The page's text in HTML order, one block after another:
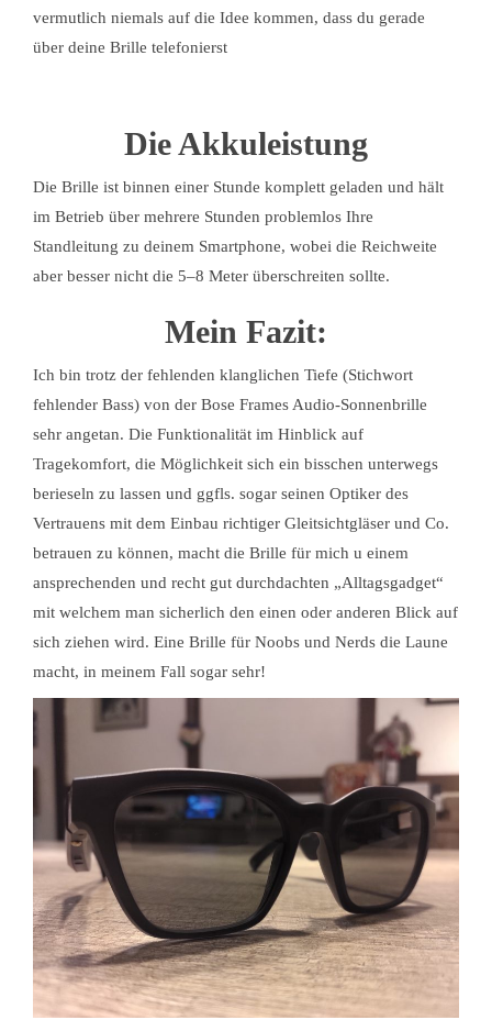
vermutlich niemals auf die Idee kommen, dass du gerade
über deine Brille telefonierst
Die Akkuleistung
Die Brille ist binnen einer Stunde komplett geladen und hält
im Betrieb über mehrere Stunden problemlos Ihre
Standleitung zu deinem Smartphone, wobei die Reichweite
aber besser nicht die 5–8 Meter überschreiten sollte.
Mein Fazit:
Ich bin trotz der fehlenden klanglichen Tiefe (Stichwort
fehlender Bass) von der Bose Frames Audio-Sonnenbrille
sehr angetan. Die Funktionalität im Hinblick auf
Tragekomfort, die Möglichkeit sich ein bisschen unterwegs
berieseln zu lassen und ggfls. sogar seinen Optiker des
Vertrauens mit dem Einbau richtiger Gleitsichtgläser und Co.
betrauen zu können, macht die Brille für mich u einem
ansprechenden und recht gut durchdachten „Alltagsgadget“
mit welchem man sicherlich den einen oder anderen Blick auf
sich ziehen wird. Eine Brille für Noobs und Nerds die Laune
macht, in meinem Fall sogar sehr!